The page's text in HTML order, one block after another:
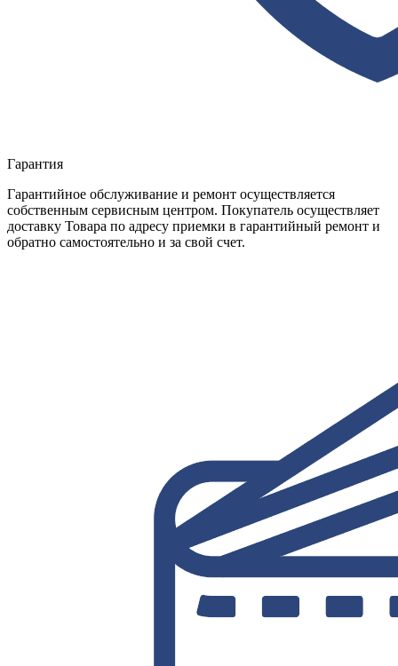
Гарантия
Гарантийное обслуживание и ремонт осуществляется
собственным сервисным центром. Покупатель осуществляет
доставку Товара по адресу приемки в гарантийный ремонт и
обратно самостоятельно и за свой счет.